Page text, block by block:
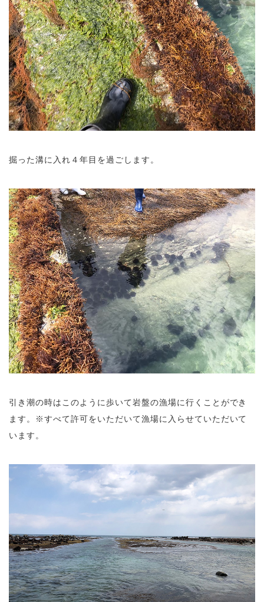
掘った溝に入れ４年目を過ごします。
引き潮の時はこのように歩いて岩盤の漁場に行くことができ
ます。※すべて許可をいただいて漁場に入らせていただいて
います。